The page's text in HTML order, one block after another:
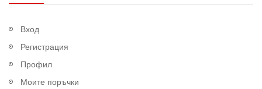
Вход
Регистрация
Профил
Моите поръчки